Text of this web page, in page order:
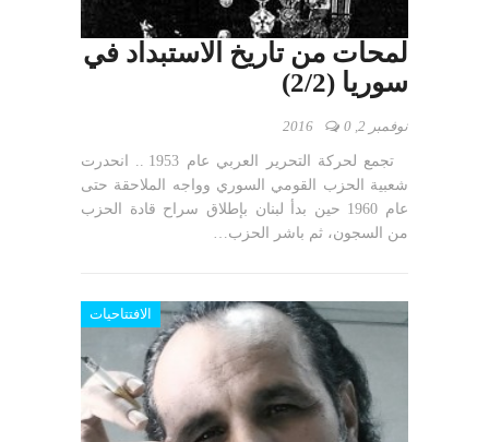
لمحات من تاريخ الاستبداد في
سوريا (2/2)
نوفمبر 2, 2016 0
تجمع لحركة التحرير العربي عام 1953 .. انحدرت
شعبية الحزب القومي السوري وواجه الملاحقة حتى
عام 1960 حين بدأ لبنان بإطلاق سراح قادة الحزب
من السجون، ثم باشر الحزب…
الافتتاحيات